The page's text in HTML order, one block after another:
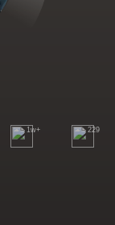
1w+ 229